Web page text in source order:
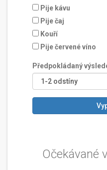
Pije kávu
Pije čaj
Kouří
Pije červené víno
Předpokládaný
Očekávané